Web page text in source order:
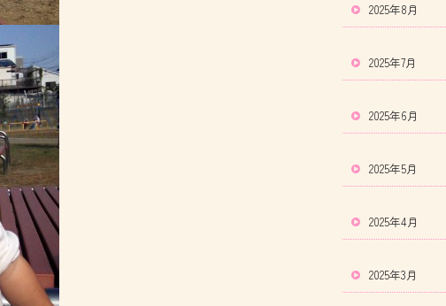
2025年8月
2025年7月
2025年6月
2025年5月
2025年4月
2025年3月